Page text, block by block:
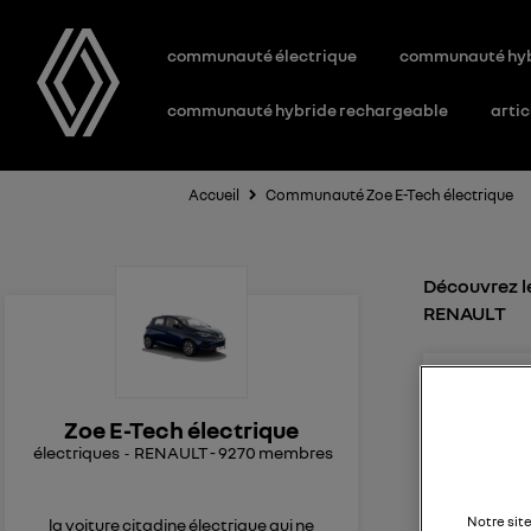
communauté électrique communauté
communauté hybride rechargeable
Accueil Communauté Zoe E-Tech électrique
Zoe E-Tech électrique
électriques RENAULT-9270 membres
la voiture citadine électrique qui ne
Découvrez
RENAULT
18Notre